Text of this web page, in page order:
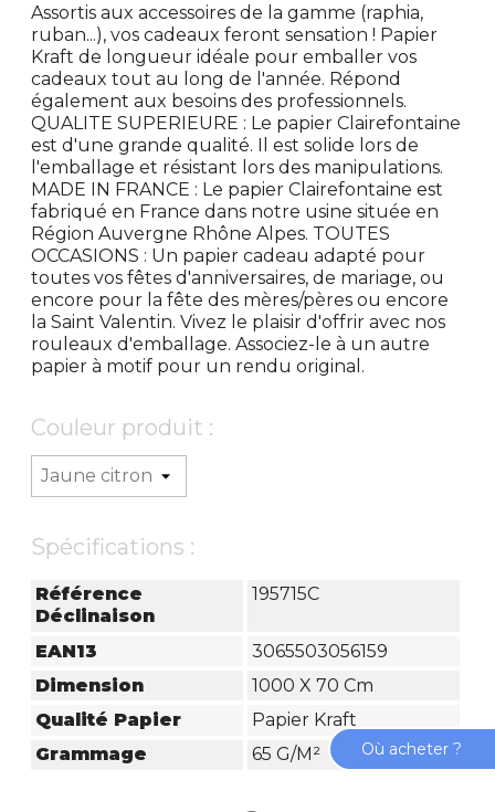
Assortis aux accessoires de la gamme (raphia,
ruban...), vos cadeaux feront sensation ! Papier
Kraft de longueur idéale pour emballer vos
cadeaux tout au long de l'année. Répond
également aux besoins des professionnels.
QUALITE SUPERIEURE : Le papier Clairefontaine
est d'une grande qualité. Il est solide lors de
l'emballage et résistant lors des manipulations.
MADE IN FRANCE : Le papier Clairefontaine est
fabriqué en France dans notre usine située en
Région Auvergne Rhône Alpes. TOUTES
OCCASIONS : Un papier cadeau adapté pour
toutes vos fêtes d'anniversaires, de mariage, ou
encore pour la fête des mères/pères ou encore
la Saint Valentin. Vivez le plaisir d'offrir avec nos
rouleaux d'emballage. Associez-le à un autre
papier à motif pour un rendu original.
Couleur produit :
Spécifications :
Référence
Déclinaison
195715C
EAN13
3065503056159
Dimension
1000 X 70 Cm
Qualité Papier
Papier Kraft
Grammage
65 G/m² Où acheter ?